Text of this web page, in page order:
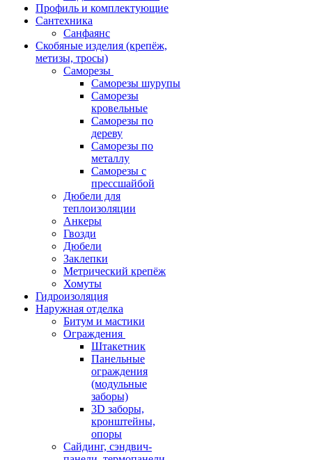
Профиль и комплектующие
Сантехника
Санфаянс
Скобяные изделия (крепёж,
метизы, тросы)
Саморезы
Саморезы шурупы
Саморезы
кровельные
Саморезы по
дереву
Саморезы по
металлу
Саморезы с
прессшайбой
Дюбели для
теплоизоляции
Анкеры
Гвозди
Дюбели
Заклепки
Метрический крепёж
Хомуты
Гидроизоляция
Наружная отделка
Битум и мастики
Ограждения
Штакетник
Панельные
ограждения
(модульные
заборы)
3D заборы,
кронштейны,
опоры
Cайдинг, сэндвич-